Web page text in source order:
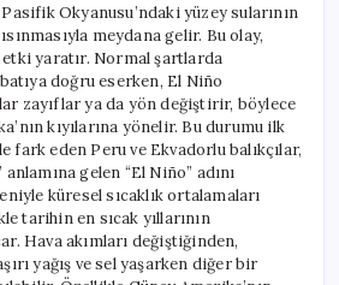
Okyanusu’ndaki yüzey sularının
meydana gelir. Bu olay,
yaratır. Normal şartlarda
doğru eserken, El Niño
zayıflar ya da yön değiştirir, böylece
kıyılarına yönelir. Bu durumu ilk
fark eden Peru ve Ekvadorlu balıkçılar,
gelen “El Niño” adını
küresel sıcaklık ortalamaları
tarihin en sıcak yıllarının
Hava akımları değiştiğinden,
yağış ve sel yaşarken diğer bir